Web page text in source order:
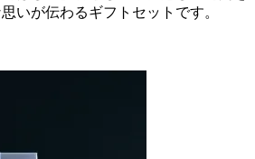
いが伝わるギフトセットです。